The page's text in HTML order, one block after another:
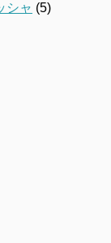
シャ (5)